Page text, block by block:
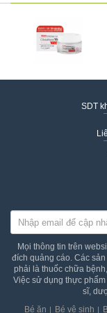
Lưu ý: Hiệu quả sử
SDT
Mọi thông tin trên
đích quảng cáo. Các
phải là thuốc chữa
Việc sử dụng thực
sĩ,
Bé ăn
Bé vệ sinh